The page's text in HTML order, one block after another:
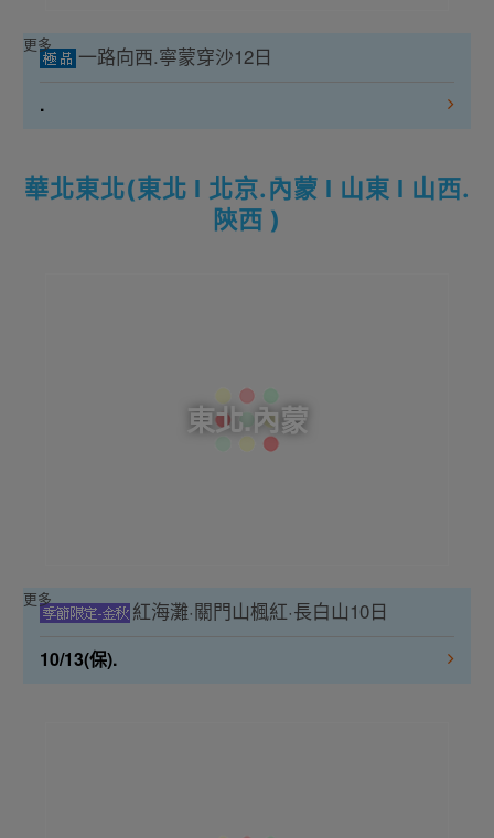
一路向西.寧蒙穿沙12日
.
更多
華北東北(東北 l 北京.內蒙 l 山東 l 山西.
陝西 )
東北.內蒙
紅海灘·關門山楓紅·長白山10日
10/13(保).
更多